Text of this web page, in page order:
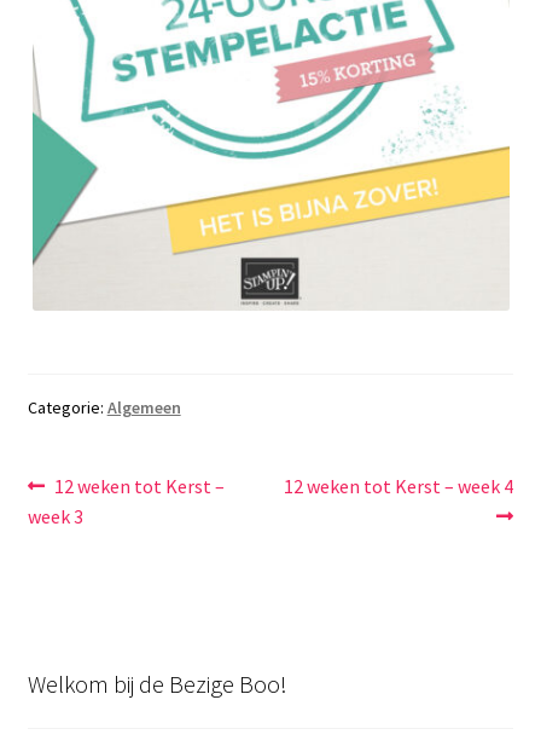
Categorie: Algemeen
Bericht
navigatie
Vorig
bericht:
12 weken tot Kerst –
week 3
Volgend
12 weken tot Kerst – week 4
Welkom bij de Bezige Boo!